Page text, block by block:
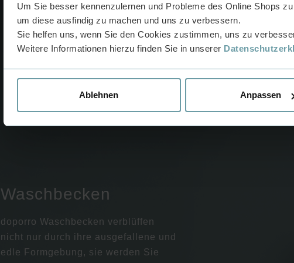
Um Sie besser kennenzulernen und Probleme des Online Shops
um diese ausfindig zu machen und uns zu verbessern.
Sie helfen uns, wenn Sie den Cookies zustimmen, uns zu
Weitere Informationen hierzu finden Sie in unserer
Ablehnen Anpassen
Waschbecken
doporro Waschbecken verblüffen
nicht nur durch ihre ausgefallene und
edle Formgebung, sie werden Sie